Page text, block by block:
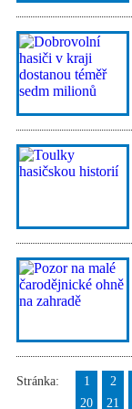
Stránka: 1 2
20
21